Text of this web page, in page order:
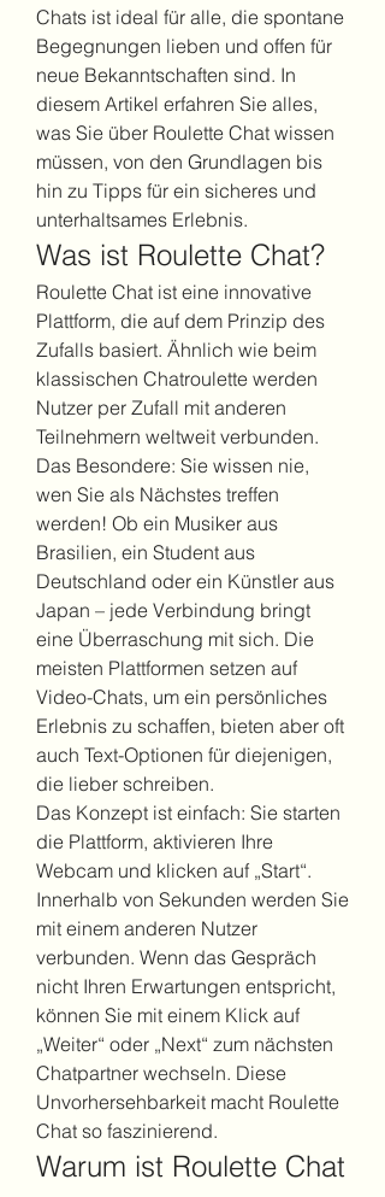
Chats ist ideal für alle, die spontane
Begegnungen lieben und offen für
neue Bekanntschaften sind. In
diesem Artikel erfahren Sie alles,
was Sie über Roulette Chat wissen
müssen, von den Grundlagen bis
hin zu Tipps für ein sicheres und
unterhaltsames Erlebnis.
Was ist Roulette Chat?
Roulette Chat ist eine innovative
Plattform, die auf dem Prinzip des
Zufalls basiert. Ähnlich wie beim
klassischen Chatroulette werden
Nutzer per Zufall mit anderen
Teilnehmern weltweit verbunden.
Das Besondere: Sie wissen nie,
wen Sie als Nächstes treffen
werden! Ob ein Musiker aus
Brasilien, ein Student aus
Deutschland oder ein Künstler aus
Japan – jede Verbindung bringt
eine Überraschung mit sich. Die
meisten Plattformen setzen auf
Video-Chats, um ein persönliches
Erlebnis zu schaffen, bieten aber oft
auch Text-Optionen für diejenigen,
die lieber schreiben.
Das Konzept ist einfach: Sie starten
die Plattform, aktivieren Ihre
Webcam und klicken auf „Start“.
Innerhalb von Sekunden werden Sie
mit einem anderen Nutzer
verbunden. Wenn das Gespräch
nicht Ihren Erwartungen entspricht,
können Sie mit einem Klick auf
„Weiter“ oder „Next“ zum nächsten
Chatpartner wechseln. Diese
Unvorhersehbarkeit macht Roulette
Chat so faszinierend.
Warum ist Roulette Chat